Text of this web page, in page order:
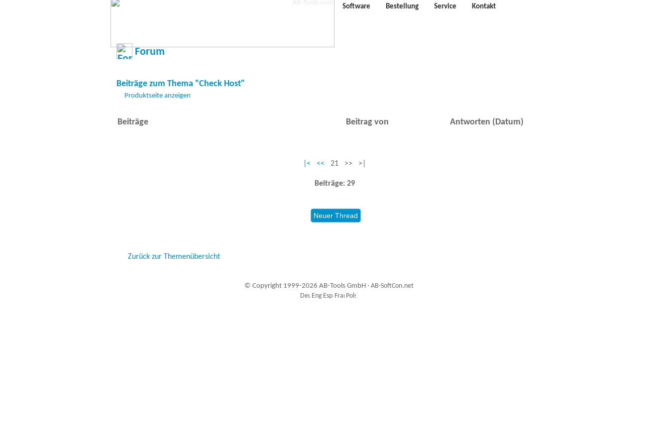
Software Bestellung Service Kontakt
Forum
Beiträge zum Thema "Check Host"
Produktseite anzeigen
Beiträge Beitrag von Antworten (Datum)
|< << 21 >> >|
Beiträge: 29
Zurück zur Themenübersicht
© Copyright 1999-2026 AB-Tools GmbH · AB-SoftCon.net